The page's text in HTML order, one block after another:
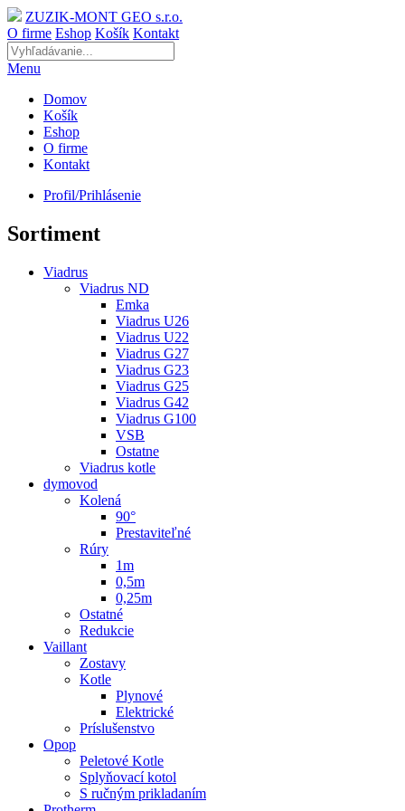
ZUZIK-MONT GEO s.r.o.
O firme Eshop Košík Kontakt
Menu
Domov
Košík
Eshop
O firme
Kontakt
Profil/Prihlásenie
Sortiment
Viadrus
Viadrus ND
Emka
Viadrus U26
Viadrus U22
Viadrus G27
Viadrus G23
Viadrus G25
Viadrus G42
Viadrus G100
VSB
Ostatne
Viadrus kotle
dymovod
Kolená
90°
Prestaviteľné
Rúry
1m
0,5m
0,25m
Ostatné
Redukcie
Vaillant
Zostavy
Kotle
Plynové
Elektrické
Príslušenstvo
Opop
Peletové Kotle
Splyňovací kotol
S ručným prikladaním